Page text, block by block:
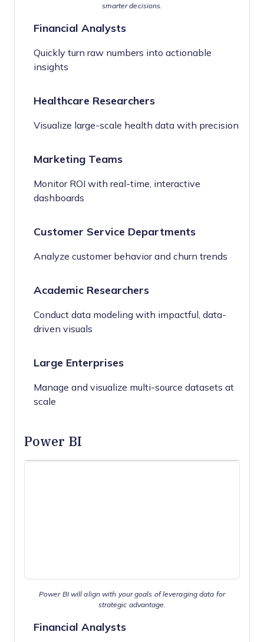
smarter decisions.
Financial Analysts
Quickly turn raw numbers into actionable
insights
Healthcare Researchers
Visualize large-scale health data with precision
Marketing Teams
Monitor ROI with real-time, interactive
dashboards
Customer Service Departments
Analyze customer behavior and churn trends
Academic Researchers
Conduct data modeling with impactful, data-
driven visuals
Large Enterprises
Manage and visualize multi-source datasets at
scale
Power BI
Power BI will align with your goals of leveraging data for
strategic advantage.
Financial Analysts